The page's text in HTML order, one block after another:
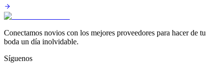
Conectamos novios con los mejores proveedores para hacer de tu
boda un día inolvidable.
Síguenos